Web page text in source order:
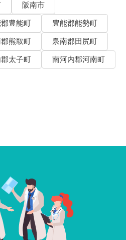
阪南市
豊能町
豊能郡能勢町
熊取町
泉南郡田尻町
太子町
南河内郡河南町